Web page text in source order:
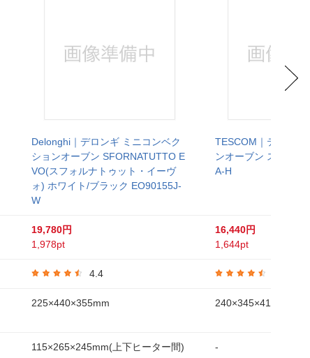
Delonghi｜デロンギ ミニコンベク
ションオーブン SFORNATUTTO E
VO(スフォルナトゥット・イーヴ
ォ) ホワイト/ブラック EO90155J-
W
19,780円
1,978pt
4.4
225×440×355mm
115×265×245mm(上下ヒーター間)
TESCOM｜テスコム
ンオーブン スレート
A-H
16,440円
1,644pt
240×345×410mm
-